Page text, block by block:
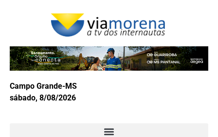
Campo Grande-MS
sábado, 8/08/2026